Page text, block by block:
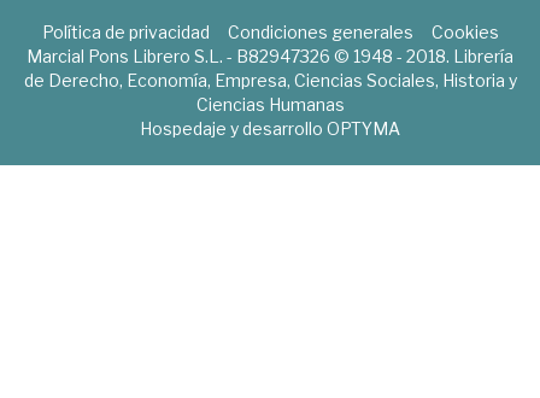
Política de privacidad Condiciones generales
Cookies
Marcial Pons Librero S.L. - B82947326 © 1948 - 2018. Librería
de Derecho, Economía, Empresa, Ciencias Sociales, Historia y
Ciencias Humanas
Hospedaje y desarrollo OPTYMA